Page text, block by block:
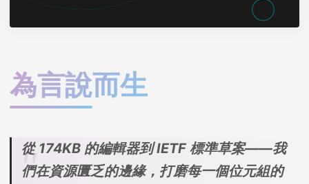
為言說而生
從 174KB 的編輯器到 IETF 標準草案——我
們在資源匱乏的邊緣，打磨每一個位元組的